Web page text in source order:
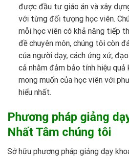
được đầu tư giáo án và xây
với từng đối tượng học viên.
mỗi học viên có khả năng tiếp
đề chuyên môn, chúng tôi còn
của người dạy, cách ứng xử,
cả nhằm đảm bảo tính hiệu
mong muốn của học viên với
hiểu nhất.
Phương pháp giảng
Nhất Tâm chúng tôi
Sở hữu phương pháp giảng dạy